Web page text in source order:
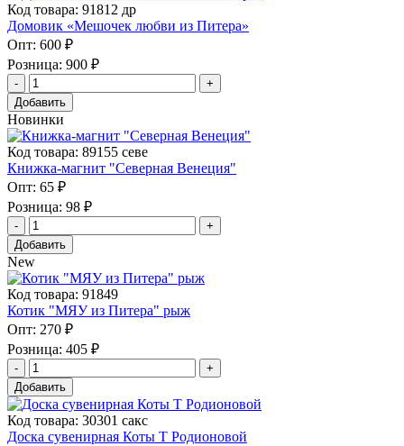
Код товара: 91812 др
Домовик «Мешочек любви из Питера»
Опт: 600 ₽
Розница: 900 ₽
Добавить
Новинки
Код товара: 89155 севе
Книжка-магнит "Северная Венеция"
Опт: 65 ₽
Розница: 98 ₽
Добавить
New
Код товара: 91849
Котик "МЯУ из Питера" рыж
Опт: 270 ₽
Розница: 405 ₽
Добавить
Код товара: 30301 сакс
Доска сувенирная Коты Т Родионовой